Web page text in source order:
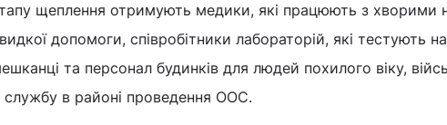
щеплення отримують медики, які працюють з хворими
допомоги, співробітники лабораторій, які тестують
та персонал будинків для людей похилого віку,
службу в районі проведення ООС.